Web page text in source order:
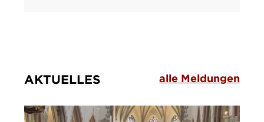
AKTUELLES alle Meldungen